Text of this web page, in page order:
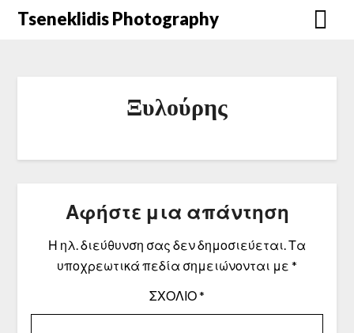
Μετάβαση
Tseneklidis Photography
Ξυλούρης
Αφήστε μια απάντηση
Η ηλ. διεύθυνση σας δεν δημοσιεύεται.Τα
υποχρεωτικά πεδία σημειώνονται με *
ΣΧΌΛΙΟ*